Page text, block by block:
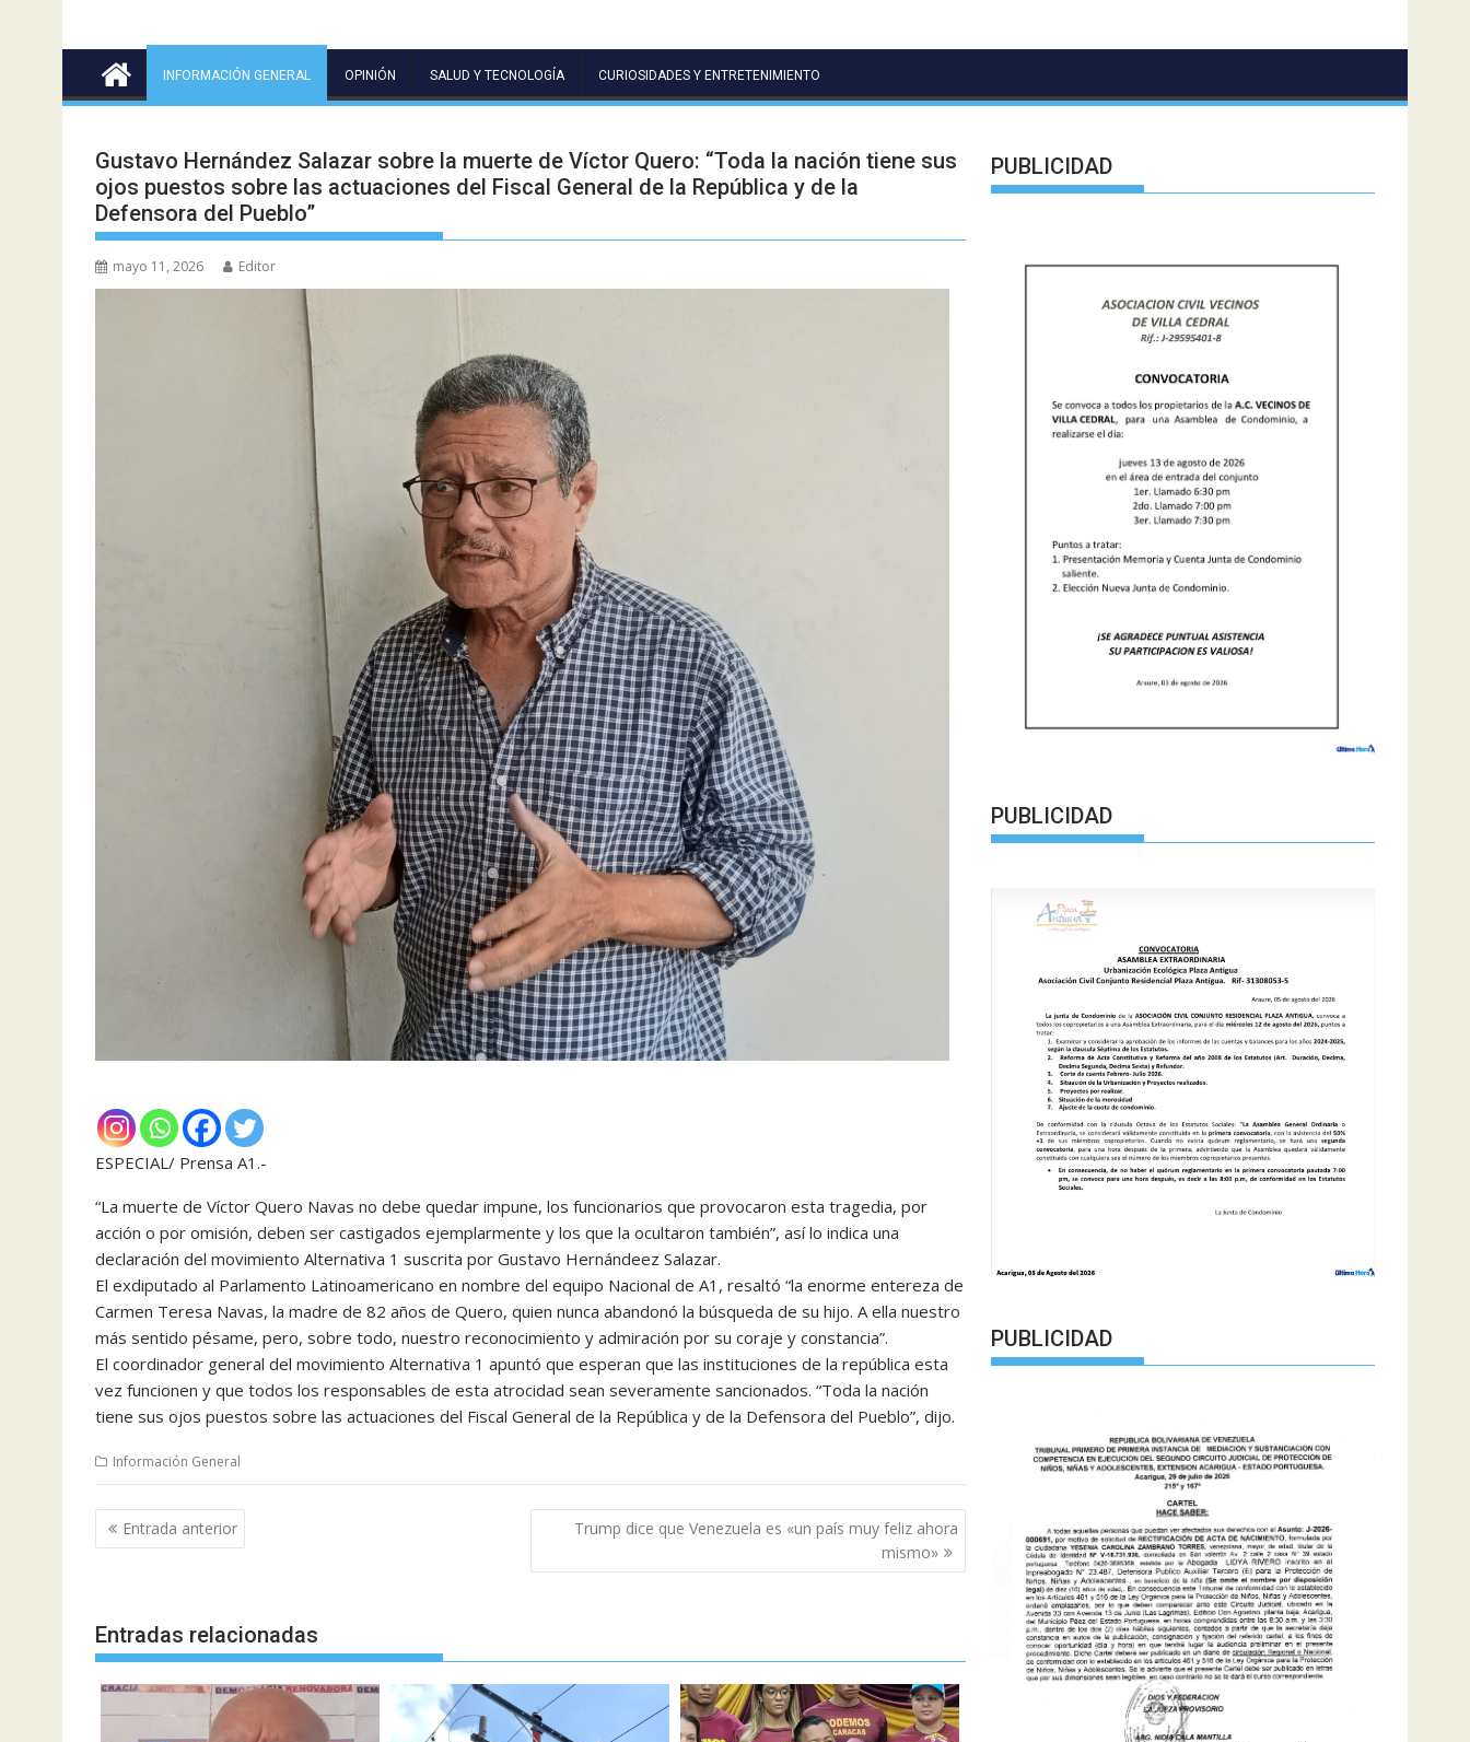
INFORMACIÓN GENERAL OPINIÓN SALUD Y TECNOLOGÍA CURIOSIDADES Y ENTRETENIMIENTO
Gustavo Hernández Salazar sobre la muerte de Víctor Quero: “Toda la nación tiene sus
ojos puestos sobre las actuaciones del Fiscal General de la República y de la
Defensora del Pueblo”
mayo 11, 2026 Editor
ESPECIAL/ Prensa A1.-
“La muerte de Víctor Quero Navas no debe quedar impune, los funcionarios que provocaron esta tragedia, por
acción o por omisión, deben ser castigados ejemplarmente y los que la ocultaron también”, así lo indica una
declaración del movimiento Alternativa 1 suscrita por Gustavo Hernándeez Salazar.
El exdiputado al Parlamento Latinoamericano en nombre del equipo Nacional de A1, resaltó “la enorme entereza de
Carmen Teresa Navas, la madre de 82 años de Quero, quien nunca abandonó la búsqueda de su hijo. A ella nuestro
más sentido pésame, pero, sobre todo, nuestro reconocimiento y admiración por su coraje y constancia”.
El coordinador general del movimiento Alternativa 1 apuntó que esperan que las instituciones de la república esta
vez funcionen y que todos los responsables de esta atrocidad sean severamente sancionados. “Toda la nación
tiene sus ojos puestos sobre las actuaciones del Fiscal General de la República y de la Defensora del Pueblo”, dijo.
Información General
Navegación
de
Entrada anterior
Trump dice que Venezuela es «un país muy feliz ahora
mismo»
Entradas relacionadas
PUBLICIDAD
PUBLICIDAD
PUBLICIDAD